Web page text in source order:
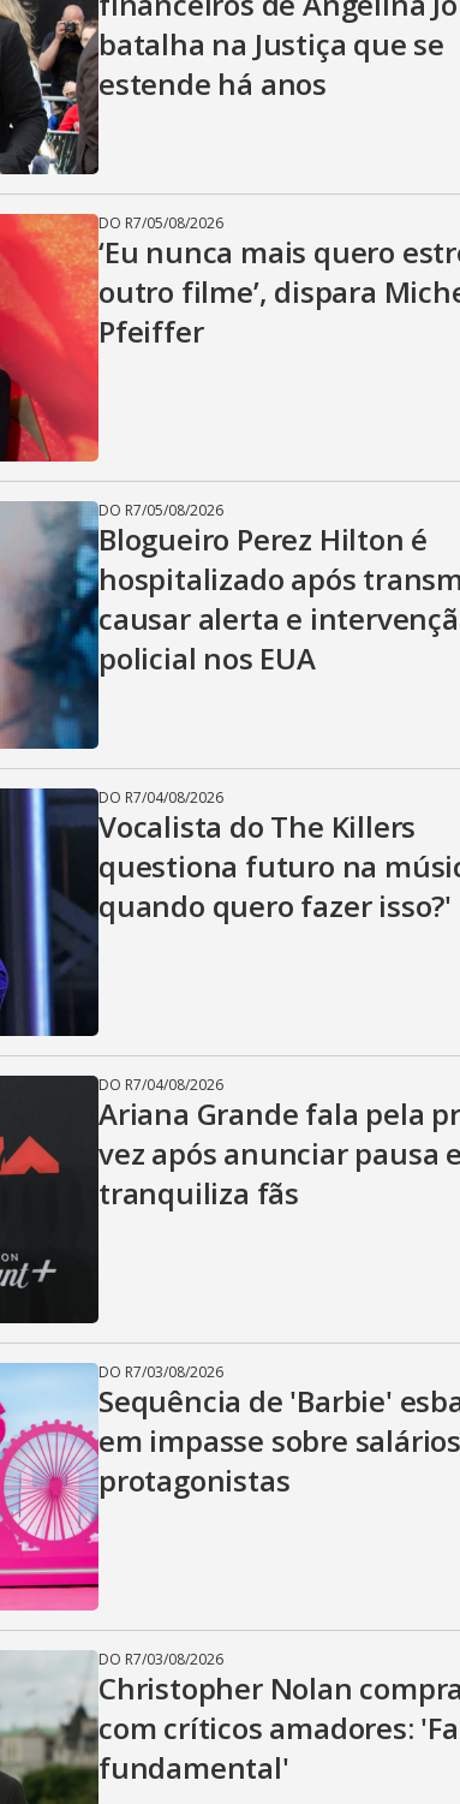
batalha na Justiça que se
estende há anos
DO R7/05/08/2026
‘Eu nunca mais quero
outro filme’, dispara
Pfeiffer
DO R7/05/08/2026
Blogueiro Perez Hilton é
hospitalizado após
causar alerta e
policial nos EUA
DO R7/04/08/2026
Vocalista do The Killers
questiona futuro na
quando quero fazer isso?'
DO R7/04/08/2026
Ariana Grande fala pela
vez após anunciar pausa e
tranquiliza fãs
DO R7/03/08/2026
Sequência de 'Barbie'
em impasse sobre
protagonistas
DO R7/03/08/2026
Christopher Nolan
com críticos amadores:
fundamental'